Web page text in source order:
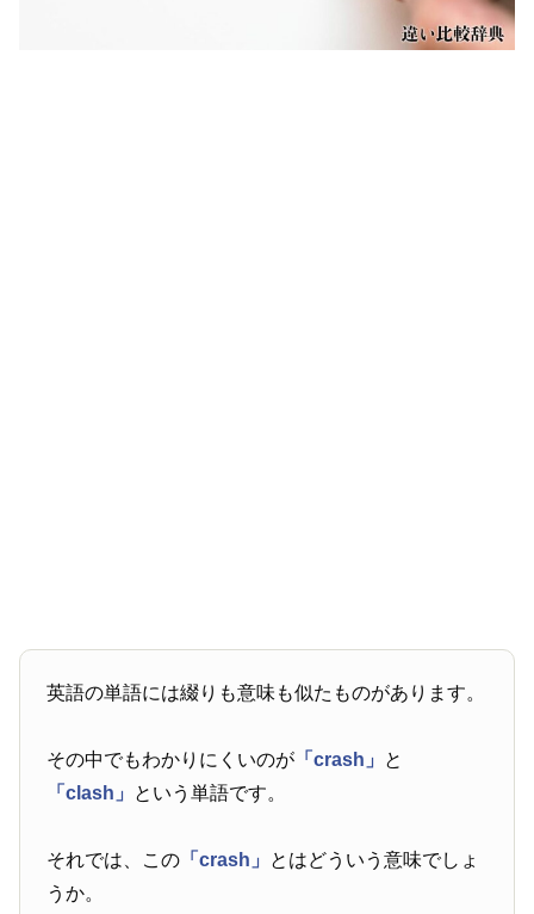
英語の単語には綴りも意味も似たものがあります。
その中でもわかりにくいのが 「crash」 と
「clash」 という単語です。
それでは、この 「crash」 とはどういう意味でしょ
うか。